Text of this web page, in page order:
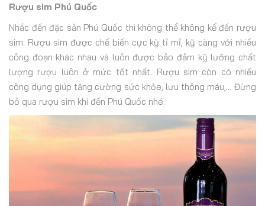
Rượu sim Phú Quốc
Nhắc đến đặc sản Phú Quốc thì không thể không kể đến rượu
sim. Rượu sim được chế biến cực kỳ tỉ mỉ, kỹ càng với nhiều
công đoạn khác nhau và luôn được bảo đảm kỹ lưỡng chất
lượng rượu luôn ở mức tốt nhất. Rượu sim còn có nhiều
công dụng giúp tăng cường sức khỏe, lưu thông máu,... Đừng
bỏ qua rượu sim khi đến Phú Quốc nhé.